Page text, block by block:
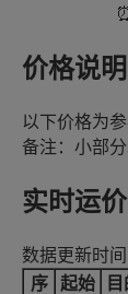
价格说明
以下价格为
备注：小部分
实时运
数据更新时间
序
起始